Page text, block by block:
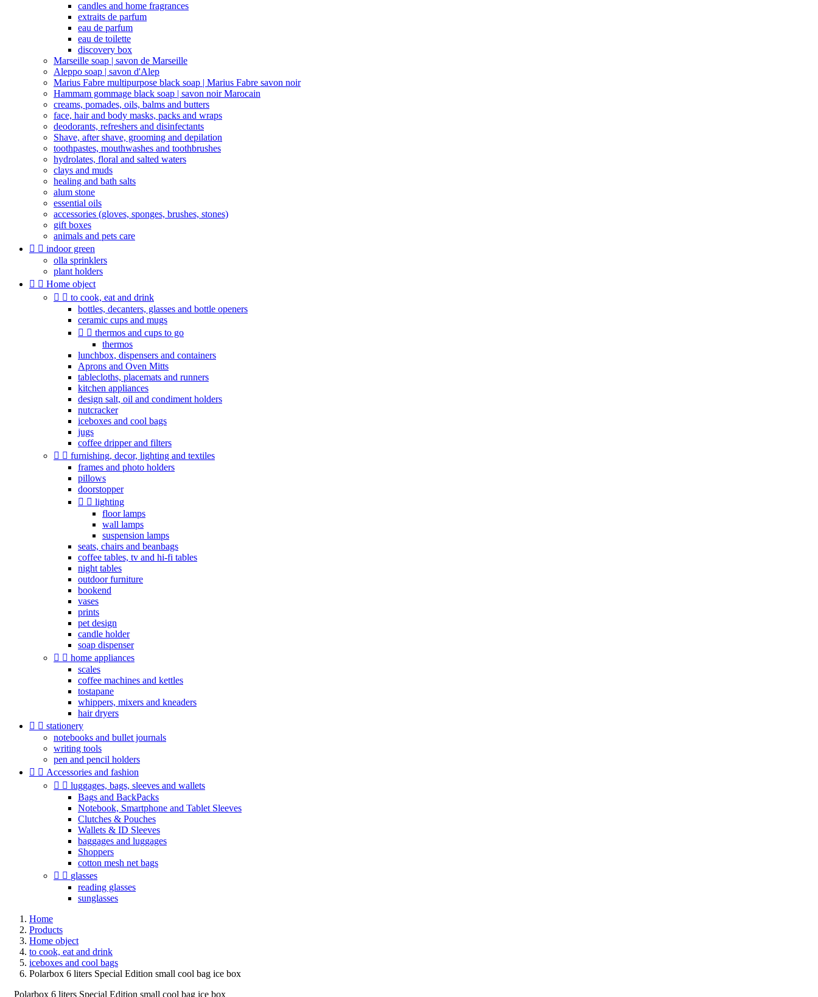
candles and home fragrances
extraits de parfum
eau de parfum
eau de toilette
discovery box
Marseille soap | savon de Marseille
Aleppo soap | savon d'Alep
Marius Fabre multipurpose black soap | Marius Fabre savon noir
Hammam gommage black soap | savon noir Marocain
creams, pomades, oils, balms and butters
face, hair and body masks, packs and wraps
deodorants, refreshers and disinfectants
Shave, after shave, grooming and depilation
toothpastes, mouthwashes and toothbrushes
hydrolates, floral and salted waters
clays and muds
healing and bath salts
alum stone
essential oils
accessories (gloves, sponges, brushes, stones)
gift boxes
animals and pets care
  indoor green
olla sprinklers
plant holders
  Home object
  to cook, eat and drink
bottles, decanters, glasses and bottle openers
ceramic cups and mugs
  thermos and cups to go
thermos
lunchbox, dispensers and containers
Aprons and Oven Mitts
tablecloths, placemats and runners
kitchen appliances
design salt, oil and condiment holders
nutcracker
iceboxes and cool bags
jugs
coffee dripper and filters
  furnishing, decor, lighting and textiles
frames and photo holders
pillows
doorstopper
  lighting
floor lamps
wall lamps
suspension lamps
seats, chairs and beanbags
coffee tables, tv and hi-fi tables
night tables
outdoor furniture
bookend
vases
prints
pet design
candle holder
soap dispenser
  home appliances
scales
coffee machines and kettles
tostapane
whippers, mixers and kneaders
hair dryers
  stationery
notebooks and bullet journals
writing tools
pen and pencil holders
  Accessories and fashion
  luggages, bags, sleeves and wallets
Bags and BackPacks
Notebook, Smartphone and Tablet Sleeves
Clutches & Pouches
Wallets & ID Sleeves
baggages and luggages
Shoppers
cotton mesh net bags
  glasses
reading glasses
sunglasses
Home
Products
Home object
to cook, eat and drink
iceboxes and cool bags
Polarbox 6 liters Special Edition small cool bag ice box
Polarbox 6 liters Special Edition small cool bag ice box